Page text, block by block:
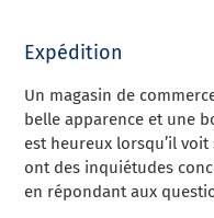
Expédition
Un magasin de
belle apparence et une
est heureux lorsqu’il voit
ont des inquiétudes
en répondant aux